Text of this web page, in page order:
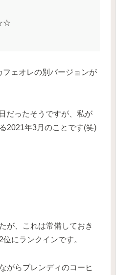
ェオレの別バージョンが
だったそうですが、私が
2021年3月のことです(笑)
が、これは常備しておき
にランクインです。
がらブレンディのコーヒ